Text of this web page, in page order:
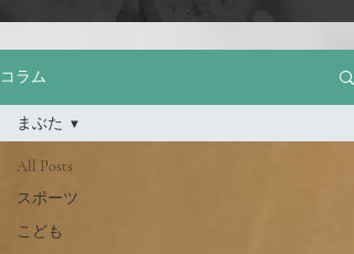
コラム
All Posts
スポーツ
こども
まぶた